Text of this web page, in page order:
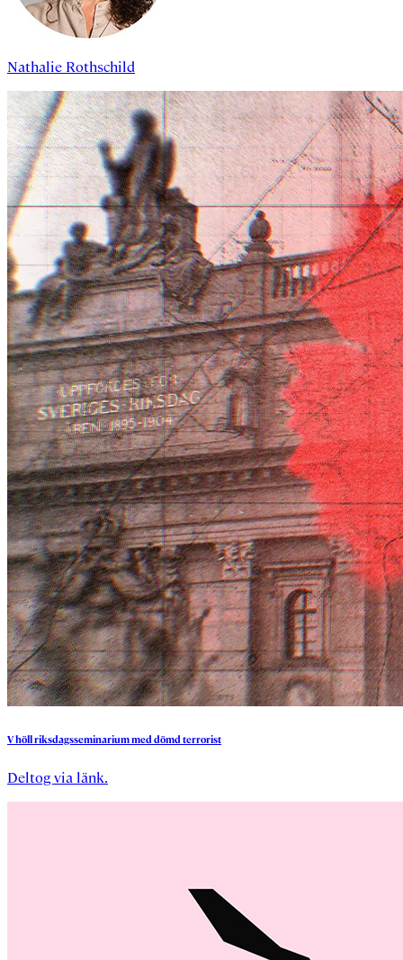
Nathalie Rothschild
Vhöllriksdagsseminariummeddömdterrorist
Deltog via länk.